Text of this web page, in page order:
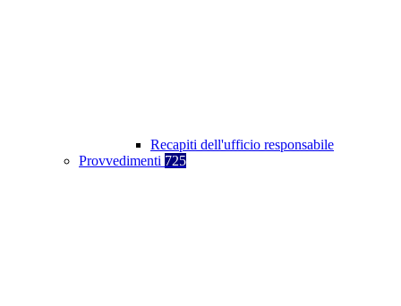
Recapiti dell'ufficio responsabile
Provvedimenti 725